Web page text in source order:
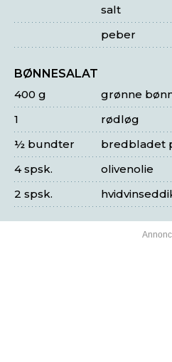
salt
peber
BØNNESALAT
grønne
400 g
rødløg
1
bredbladet
½ bundter
olivenolie
4 spsk.
2 spsk.